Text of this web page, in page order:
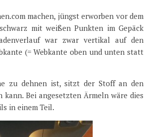
machen, jüngst erworben vor dem
mit weißen Punkten im Gepäck
war zwar vertikal auf den
(= Webkante oben und unten statt
zu dehnen ist, sitzt der Stoff an den
Bei angesetzten Ärmeln wäre dies
in einem Teil.